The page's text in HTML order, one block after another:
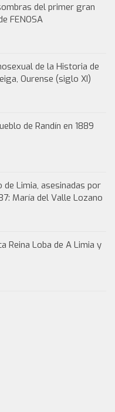
del primer gran
FENOSA
de la Historia de
Ourense (siglo XI)
de Randín en 1889
Limia, asesinadas por
María del Valle Lozano
Reina Loba de A Limia y